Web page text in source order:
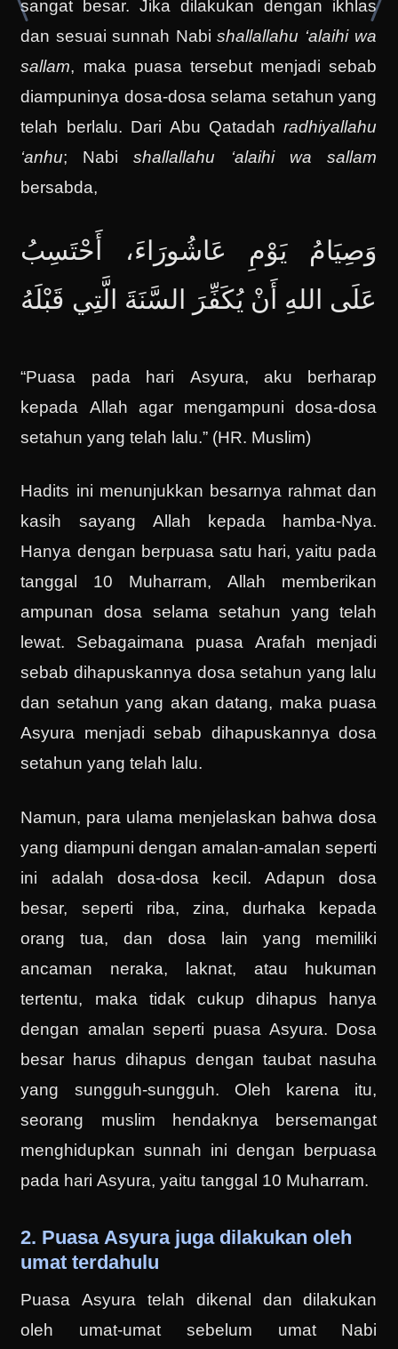
sangat besar. Jika dilakukan dengan ikhlas
dan sesuai sunnah Nabishallallahu ‘alaihi wa
sallam, maka puasa tersebut menjadi sebab
diampuninya dosa-dosa selama setahun yang
telah berlalu. Dari Abu Qatadahradhiyallahu
‘anhu; Nabishallallahu ‘alaihi wa sallam
bersabda,
وَصِيَامُ يَوْمِ عَاشُورَاءَ، أَحْتَسِبُ
عَلَى اللهِ أَنْ يُكَفِّرَ السَّنَةَ الَّتِي قَبْلَهُ
“Puasa pada hari Asyura, aku berharap
kepada Allah agar mengampuni dosa-dosa
setahun yang telah lalu.” (HR. Muslim)
Hadits ini menunjukkan besarnya rahmat dan
kasih sayang Allah kepada hamba-Nya.
Hanya dengan berpuasa satu hari, yaitu pada
tanggal 10 Muharram, Allah memberikan
ampunan dosa selama setahun yang telah
lewat. Sebagaimana puasa Arafah menjadi
sebab dihapuskannya dosa setahun yang lalu
dan setahun yang akan datang, maka puasa
Asyura menjadi sebab dihapuskannya dosa
setahun yang telah lalu.
Namun, para ulama menjelaskan bahwa dosa
yang diampuni dengan amalan-amalan seperti
ini adalah dosa-dosa kecil. Adapun dosa
besar, seperti riba, zina, durhaka kepada
orang tua, dan dosa lain yang memiliki
ancaman neraka, laknat, atau hukuman
tertentu, maka tidak cukup dihapus hanya
dengan amalan seperti puasa Asyura. Dosa
besar harus dihapus dengan taubat nasuha
yang sungguh-sungguh. Oleh karena itu,
seorang muslim hendaknya bersemangat
menghidupkan sunnah ini dengan berpuasa
pada hari Asyura, yaitu tanggal 10 Muharram.
2. Puasa Asyura juga dilakukan oleh
umat terdahulu
Puasa Asyura telah dikenal dan dilakukan
oleh umat-umat sebelum umat Nabi